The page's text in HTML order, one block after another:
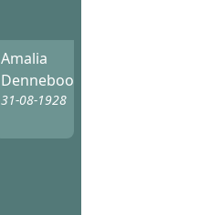
Amalia
Denneboom
31-08-1928